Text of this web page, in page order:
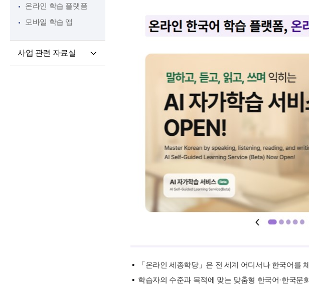
세종학당 문화인턴
온라인 학습 플랫폼
모바일 학습 앱
사업 관련 자료실
「온라인 세종학당」은 전 세계 어디서나 한국어를
학습자의 수준과 목적에 맞는 맞춤형 한국어·한국문